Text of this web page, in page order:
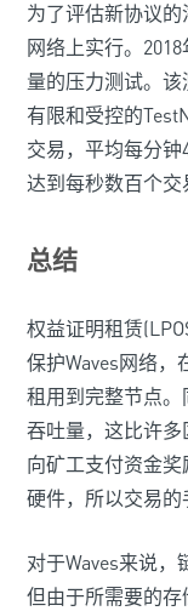
为了评估新协议的
网络上实行。
量的压力测试。
有限和受控的
交易，平均每分
达到每秒数百个交
总结
权益证明租赁
保护Waves网络，
租用到完整节点。
吞吐量，这比许
向矿工支付资金
硬件，所以交易的
对于Waves来说，
但由于所需要的